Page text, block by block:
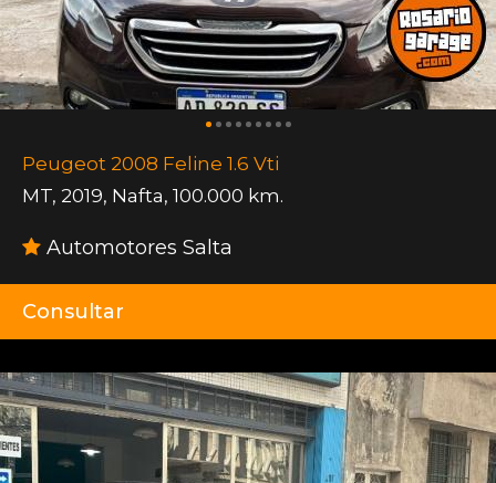
Peugeot 2008 Feline 1.6 Vti
MT, 2019, Nafta, 100.000 km.
Automotores Salta
Consultar